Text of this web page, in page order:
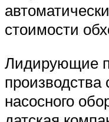
стоимости
Лидирующие
производства
насосного